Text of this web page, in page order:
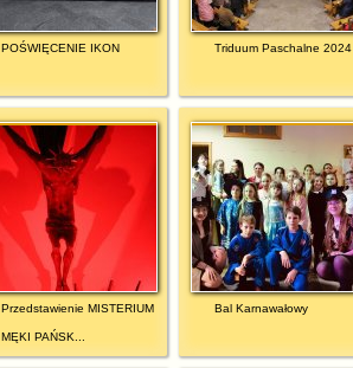
POŚWIĘCENIE IKON Triduum Paschalne 2024
Przedstawienie MISTERIUM
MĘKI PAŃSK...
Bal Karnawałowy